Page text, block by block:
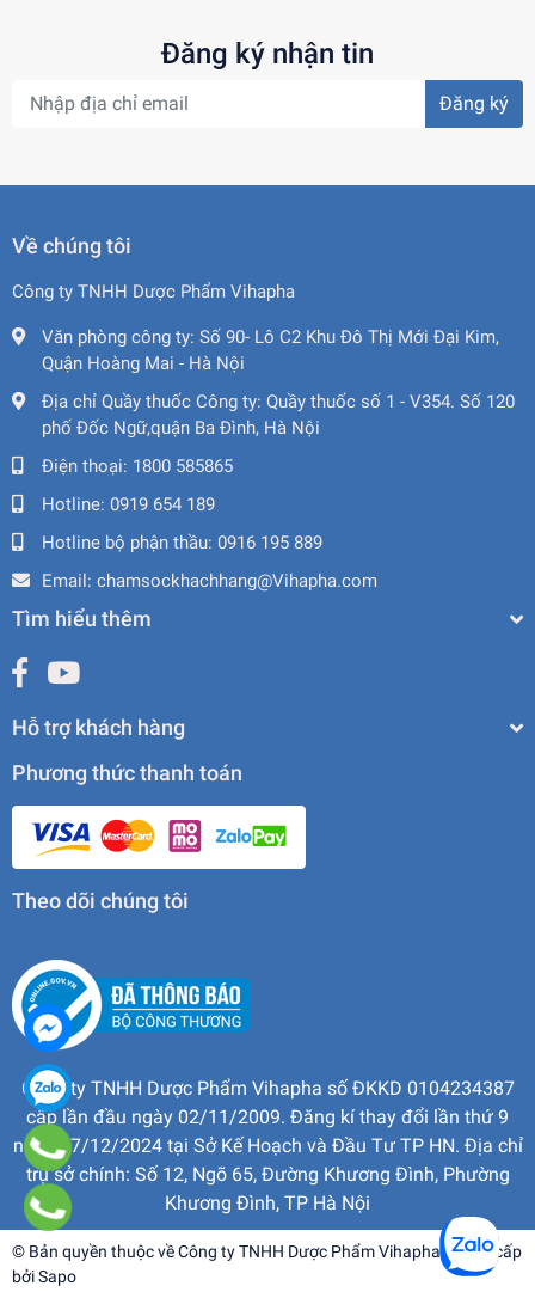
Đăng ký nhận tin
Đăng ký
Về chúng tôi
Công ty TNHH Dược Phẩm Vihapha
Văn phòng công ty: Số 90- Lô C2 Khu Đô Thị Mới Đại Kim,
Quận Hoàng Mai - Hà Nội
Địa chỉ Quầy thuốc Công ty: Quầy thuốc số 1 - V354. Số 120
phố Đốc Ngữ,quận Ba Đình, Hà Nội
Điện thoại: 1800 585865
Hotline: 0919 654 189
Hotline bộ phận thầu: 0916 195 889
Email: chamsockhachhang@Vihapha.com
Tìm hiểu thêm
Hỗ trợ khách hàng
Phương thức thanh toán
Theo dõi chúng tôi
Công ty TNHH Dược Phẩm Vihapha số ĐKKD 0104234387
cấp lần đầu ngày 02/11/2009. Đăng kí thay đổi lần thứ 9
ngày 17/12/2024 tại Sở Kế Hoạch và Đầu Tư TP HN. Địa chỉ
trụ sở chính: Số 12, Ngõ 65, Đường Khương Đình, Phường
Khương Đình, TP Hà Nội
© Bản quyền thuộc vềCông ty TNHH Dược Phẩm Vihapha| Cung cấp
bởiSapo